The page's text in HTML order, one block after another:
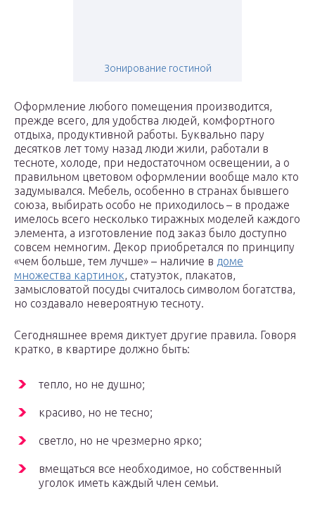
Зонирование гостиной
Оформление любого помещения производится,
прежде всего, для удобства людей, комфортного
отдыха, продуктивной работы. Буквально пару
десятков лет тому назад люди жили, работали в
тесноте, холоде, при недостаточном освещении, а о
правильном цветовом оформлении вообще мало кто
задумывался. Мебель, особенно в странах бывшего
союза, выбирать особо не приходилось – в продаже
имелось всего несколько тиражных моделей каждого
элемента, а изготовление под заказ было доступно
совсем немногим. Декор приобретался по принципу
«чем больше, тем лучше» – наличие в доме
множества картинок, статуэток, плакатов,
замысловатой посуды считалось символом богатства,
но создавало невероятную тесноту.
Сегодняшнее время диктует другие правила. Говоря
кратко, в квартире должно быть:
тепло, но не душно;
красиво, но не тесно;
светло, но не чрезмерно ярко;
вмещаться все необходимое, но собственный
уголок иметь каждый член семьи.